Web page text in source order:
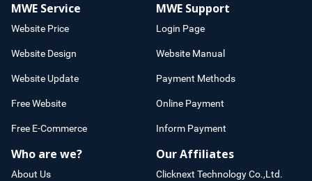
MWE Service
Website Price
Website Design
Website Update
Free Website
Free E-Commerce
MWE Support
Login Page
Website Manual
Payment Methods
Online Payment
Inform Payment
Who are we?
About Us
Our Affiliates
Clicknext Technology Co.,Ltd.